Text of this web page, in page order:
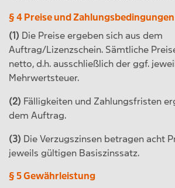
§ 4 Preise und Zahlungsbedingungen
(1) Die Preise ergeben sich aus dem
Auftrag/Lizenzschein. Sämtliche
netto, d.h. ausschließlich der ggf.
Mehrwertsteuer.
(2) Fälligkeiten und Zahlungsfristen
dem Auftrag.
(3) Die Verzugszinsen betragen acht
jeweils gültigen Basiszinssatz.
§ 5 Gewährleistung